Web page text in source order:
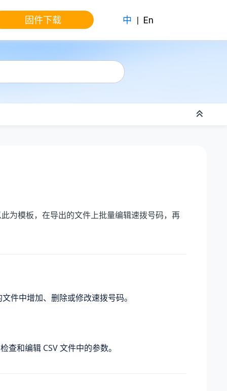
固件下载 中 | En
为模板，在导出的文件上批量编辑速拨号码，再
件中增加、删除或修改速拨号码。
查和编辑 CSV 文件中的参数。